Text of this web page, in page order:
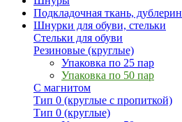
Подкладочная ткань, дублерин
Шнурки для обуви, стельки
Стельки для обуви
Резиновые (круглые)
Упаковка по 25 пар
Упаковка по 50 пар
С магнитом
Тип 0 (круглые с пропиткой)
Тип 0 (круглые)